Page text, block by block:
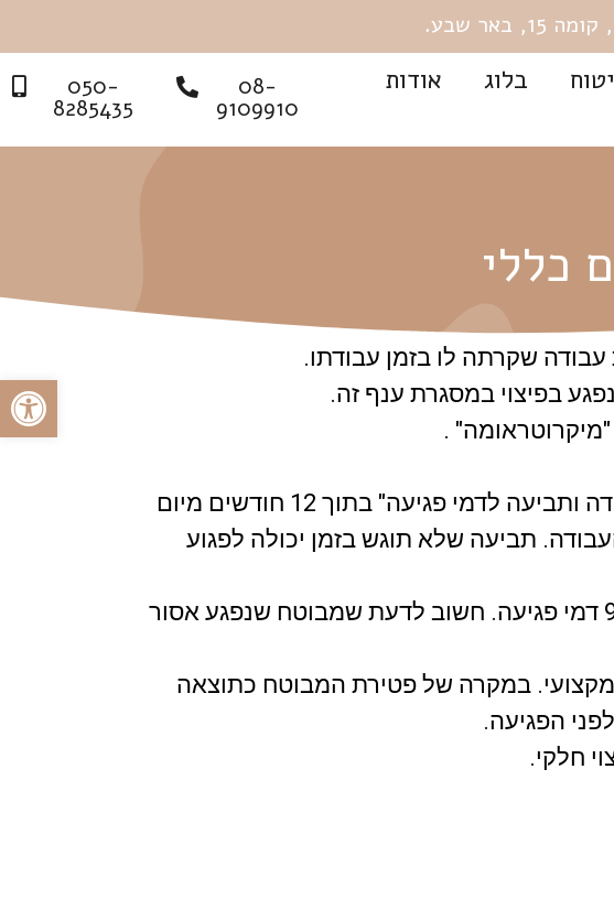
בלוג
אודות
08-
9109910
050-
8285435
כללי
שקרתה לו בזמן עבודתו.
בפיצוי במסגרת ענף זה.
.
במקרה שנפגעים בעבודה, יש להגיש תביעה שנקראת "הודעהעל פגיעה בעבודה ותביעה לדמי פגיעה" בתוך 12 חודשים מיום
תביעה שלא תוגש בזמן יכולה לפגוע
במידה והפגיעה גרמה למבוטח אי כושר. המוסד לביטוח לאומי ישלם לו עד 91 דמי פגיעה. חשוב לדעת שמבוטח שנפגע אסור
מקצועי. במקרה של פטירת המבוטח כתוצאה
הפגיעה.
חלקי.